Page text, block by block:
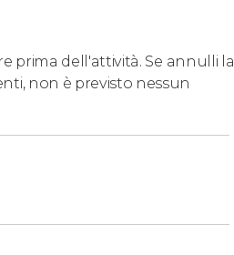
prima dell'attività. Se annulli la
non è previsto nessun